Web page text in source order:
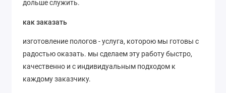
дольше служить.
как заказать
изготовление пологов - услуга, которою мы готовы с
радостью оказать. мы сделаем эту работу быстро,
качественно и с индивидуальным подходом к
каждому заказчику.